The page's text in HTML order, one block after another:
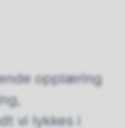
opplæring
vi lykkes i